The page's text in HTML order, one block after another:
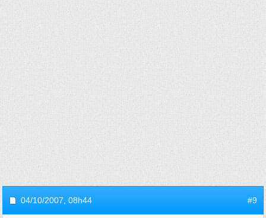
04/10/2007, 08h44 #9